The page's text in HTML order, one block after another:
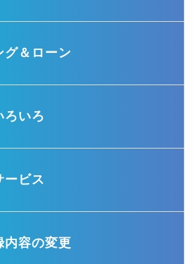
グ＆ローン
ろいろ
ービス
内容の変更